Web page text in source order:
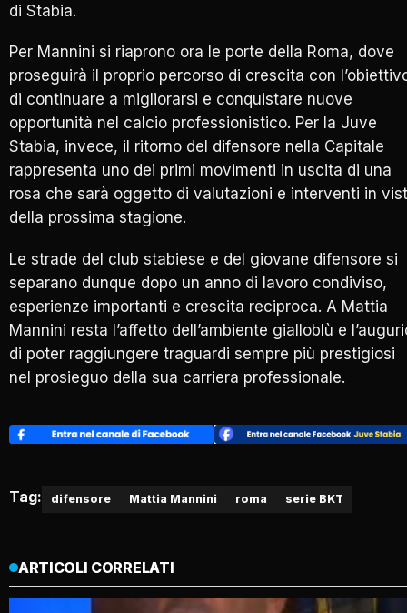
di Stabia.
Per Mannini si riaprono ora le porte della Roma, dove
proseguirà il proprio percorso di crescita con
di continuare a migliorarsi e conquistare nuove
opportunità nel calcio professionistico. Per la Juve
Stabia, invece, il ritorno del difensore nella Capitale
rappresenta uno dei primi movimenti in uscita di una
rosa che sarà oggetto di valutazioni e interventi in
della prossima stagione.
Le strade del club stabiese e del giovane difensore si
separano dunque dopo un anno di lavoro condiviso,
esperienze importanti e crescita reciproca. A Mattia
Mannini resta l’affetto dell’ambiente gialloblù e
di poter raggiungere traguardi sempre più prestigiosi
nel prosieguo della sua carriera professionale.
Tag: difensore Mattia Mannini roma serie BKT
ARTICOLI CORRELATI